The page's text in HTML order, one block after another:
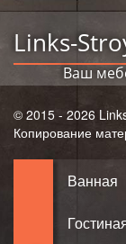
Links-
Ваш
© 2015 - 2026
Копирование
Ванная